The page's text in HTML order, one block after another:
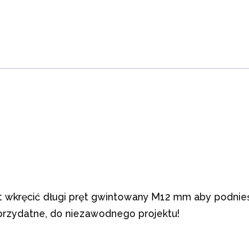
długi pręt gwintowany M12 mm aby
do niezawodnego projektu!